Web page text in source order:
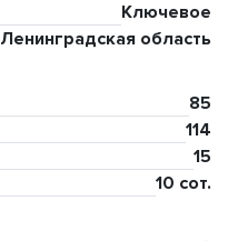
Ключевое
Ленинградская область
85
114
15
10 сот.